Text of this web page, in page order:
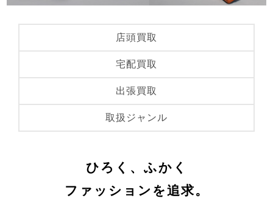
店頭買取
宅配買取
出張買取
取扱ジャンル
ひろく、ふかく
ファッションを追求。